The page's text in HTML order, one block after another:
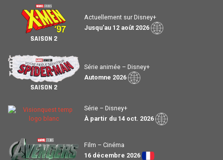
SAISON 2
Actuellement sur Disney+
Jusqu'au 12 août 2026
SAISON 2
Série animée – Disney+
Automne 2026
Série – Disney+
À partir du 14 oct. 2026
Film – Cinéma
16 décembre 2026